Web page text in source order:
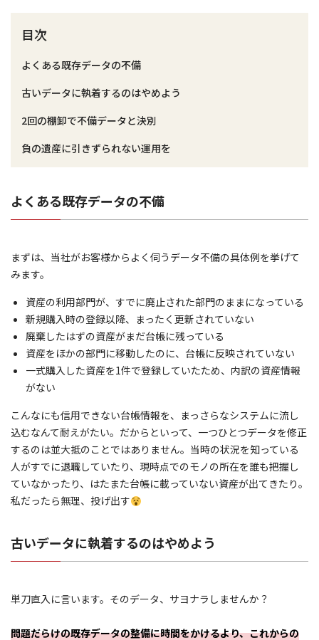
目次
よくある既存データの不備
古いデータに執着するのはやめよう
2回の棚卸で不備データと決別
負の遺産に引きずられない運用を
よくある既存データの不備
まずは、当社がお客様からよく伺うデータ不備の具体例を挙げて
みます。
資産の利用部門が、すでに廃止された部門のままになっている
新規購入時の登録以降、まったく更新されていない
廃棄したはずの資産がまだ台帳に残っている
資産をほかの部門に移動したのに、台帳に反映されていない
一式購入した資産を1件で登録していたため、内訳の資産情報
がない
こんなにも信用できない台帳情報を、まっさらなシステムに流し
込むなんて耐えがたい。だからといって、一つひとつデータを修正
するのは並大抵のことではありません。当時の状況を知っている
人がすでに退職していたり、現時点でのモノの所在を誰も把握し
ていなかったり、はたまた台帳に載っていない資産が出てきたり。
私だったら無理、投げ出す
古いデータに執着するのはやめよう
単刀直入に言います。そのデータ、サヨナラしませんか？
問題だらけの既存データの整備に時間をかけるより、これからの